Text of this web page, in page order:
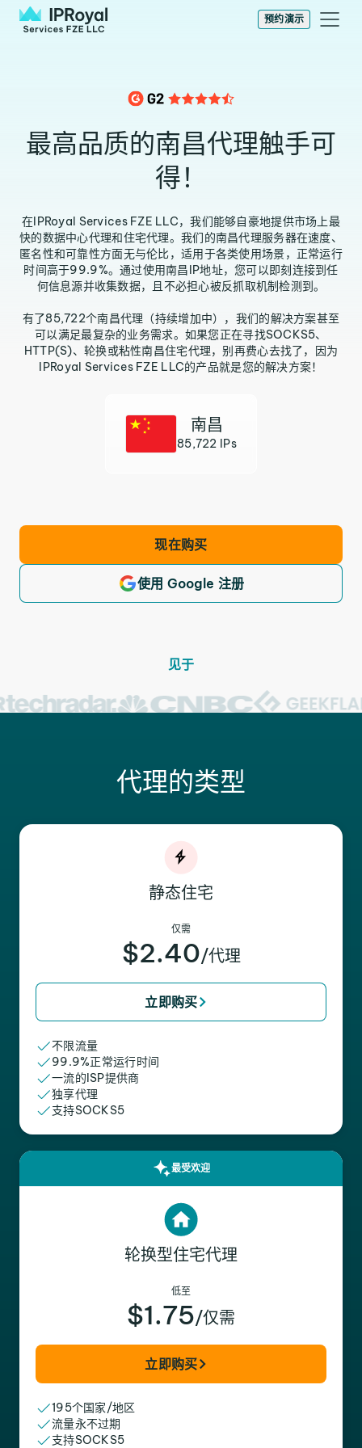
预约演示
最高品质的南昌代理触手可
得！
在IPRoyal Services FZE LLC，我们能够自豪地提供市场上最
快的数据中心代理和住宅代理。我们的南昌代理服务器在速度、
匿名性和可靠性方面无与伦比，适用于各类使用场景，正常运行
时间高于99.9%。通过使用南昌IP地址，您可以即刻连接到任
何信息源并收集数据，且不必担心被反抓取机制检测到。
有了85,722个南昌代理（持续增加中），我们的解决方案甚至
可以满足最复杂的业务需求。如果您正在寻找SOCKS5、
HTTP(S)、轮换或粘性南昌住宅代理，别再费心去找了，因为
IPRoyal Services FZE LLC的产品就是您的解决方案！
南昌
85,722 IPs
现在购买
使用 Google 注册
见于
代理的类型
静态住宅
仅需
$2.40/代理
立即购买
不限流量
99.9%正常运行时间
一流的ISP提供商
独享代理
支持SOCKS5
最受欢迎
轮换型住宅代理
低至
$1.75/仅需
立即购买
195个国家/地区
流量永不过期
支持SOCKS5